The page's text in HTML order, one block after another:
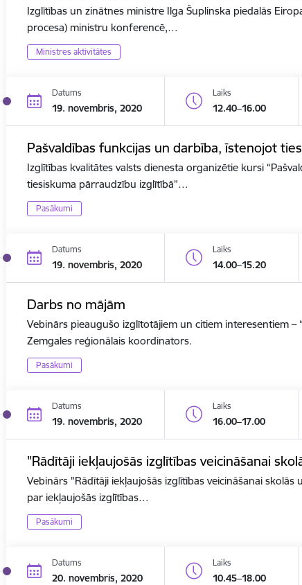
Izglītības un zinātnes ministre Ilga Šuplinska piedalās
procesa) ministru konferencē,…
Ministres aktivitātes
Datums
19. novembris, 2020
Laiks
12.40–16.00
Pašvaldības funkcijas un darbība, īstenojot
Izglītības kvalitātes valsts dienesta organizētie kursi
tiesiskuma pārraudzību izglītībā”…
Pasākumi
Datums
19. novembris, 2020
Laiks
14.00–15.20
Darbs no mājām
Vebinārs pieaugušo izglītotājiem un citiem interesentiem –
Zemgales reģionālais koordinators.
Pasākumi
Datums
19. novembris, 2020
Laiks
16.00–17.00
"Rādītāji iekļaujošās izglītības veicināšanai
Vebinārs "Rādītāji iekļaujošās izglītības veicināšanai
par iekļaujošās izglītības…
Pasākumi
Datums
20. novembris, 2020
Laiks
10.45–18.00